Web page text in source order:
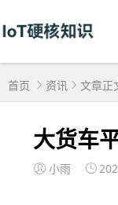
首页 资讯 文章正
大货车
小雨